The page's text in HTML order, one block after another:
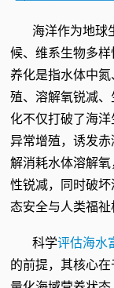
海洋作为地球
候、维系生物多
养化是指水体中
殖、溶解氧锐减
化不仅打破了海
异常增殖，诱发
解消耗水体溶解
性锐减，同时破
态安全与人类福祉
科学评估海水
的前提，其核心